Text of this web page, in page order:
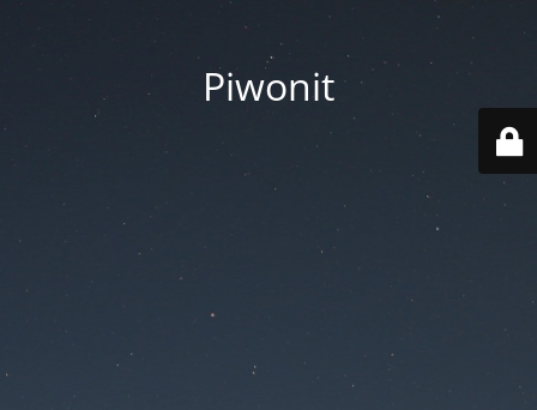
Piwonit